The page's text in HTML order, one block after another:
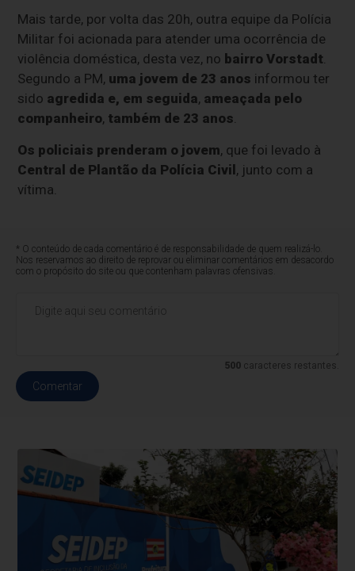
Mais tarde, por volta das 20h, outra equipe da Polícia
Militar foi acionada para atender uma ocorrência de
violência doméstica, desta vez, no bairro Vorstadt
Segundo a PM, uma jovem de 23 anos informou ter
sido agredida e, em seguida, ameaçada pelo
companheiro, também de 23 anos
Os policiais prenderam o jovem, que foi levado à
Central de Plantão da Polícia Civil, junto com a
vítima.
* O conteúdo de cada comentário é de responsabilidade de quem realizá-lo.
Nos reservamos ao direito de reprovar ou eliminar comentários em desacordo
com o propósito do site ou que contenham palavras ofensivas.
500caracteres restantes.
Comentar